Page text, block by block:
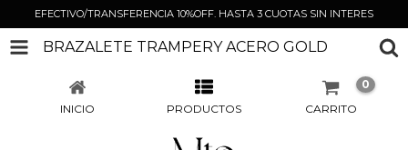
EFECTIVO/TRANSFERENCIA 10%OFF. HASTA 3 CUOTAS SIN INTERES
BRAZALETE TRAMPERY ACERO GOLD
INICIO PRODUCTOS CARRITO
0